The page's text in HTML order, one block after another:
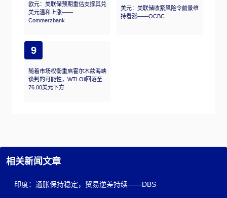
欧元：美联储预期重估支撑其兑
美元温和上涨——
Commerzbank
美元：美联储收紧风险令前景维
持看涨——OCBC
9
随着市场权衡重启霍尔木兹海峡
谈判的可能性，WTI Oil回落至
76.00美元下方
相关新闻文章
印度：通胀保持稳定，贸易逆差持续——DBS